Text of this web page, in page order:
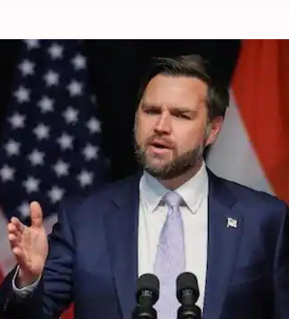
விதிமுறைகள்
வான்ஸ்
Apr 22, 2025 05:33 pm
,இந்தியாவிற்கும்
அறிவித்துள்ளார்.
சந்தித்த பிறகு
குறிப்பு
அவர் மேலும் கூறினார்.